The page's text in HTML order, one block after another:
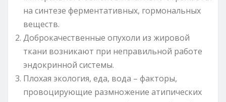
на синтезе ферментативных, гормональных
веществ.
Доброкачественные опухоли из жировой
ткани возникают при неправильной работе
эндокринной системы.
Плохая экология, еда, вода – факторы,
провоцирующие размножение атипических